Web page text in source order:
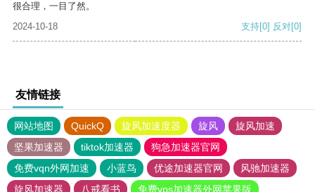
很合理，一目了然。
2024-10-18
支持[0] 反对[0]
友情链接
网站地图 QuickQ 旋风加速度器 旋风
旋风加速
坚果加速器
tiktok加速器
狗急加速器官网
免费vqn外网加速
小蓝鸟 优途加速器官网
风驰加速器
旋风加速器
八戒看书 免费vps加速器外网苹果版